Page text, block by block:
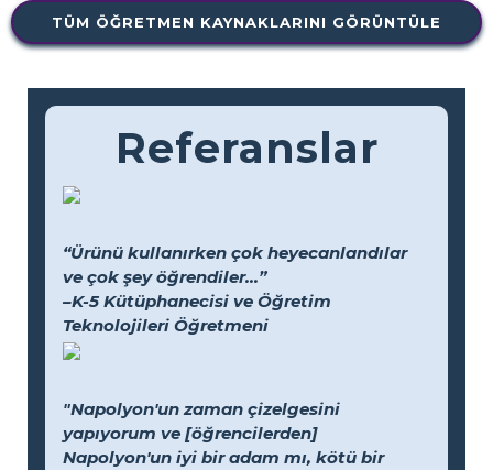
TÜM ÖĞRETMEN KAYNAKLARINI GÖRÜNTÜLE
Referanslar
“Ürünü kullanırken çok heyecanlandılar
ve çok şey öğrendiler...”
–K-5 Kütüphanecisi ve Öğretim
Teknolojileri Öğretmeni
"Napolyon'un zaman çizelgesini
yapıyorum ve [öğrencilerden]
Napolyon'un iyi bir adam mı, kötü bir